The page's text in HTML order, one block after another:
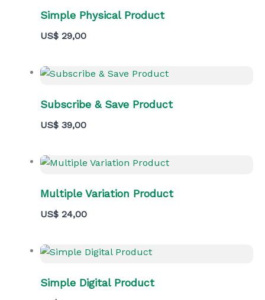
Simple Physical Product
US$ 29,00
Subscribe & Save Product
US$ 39,00
Multiple Variation Product
US$ 24,00
Simple Digital Product